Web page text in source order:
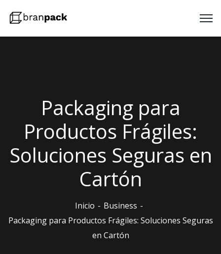
Packaging para
Productos Frágiles:
Soluciones Seguras en
Cartón
Inicio
Business
Packaging para Productos Frágiles: Soluciones Seguras
en Cartón